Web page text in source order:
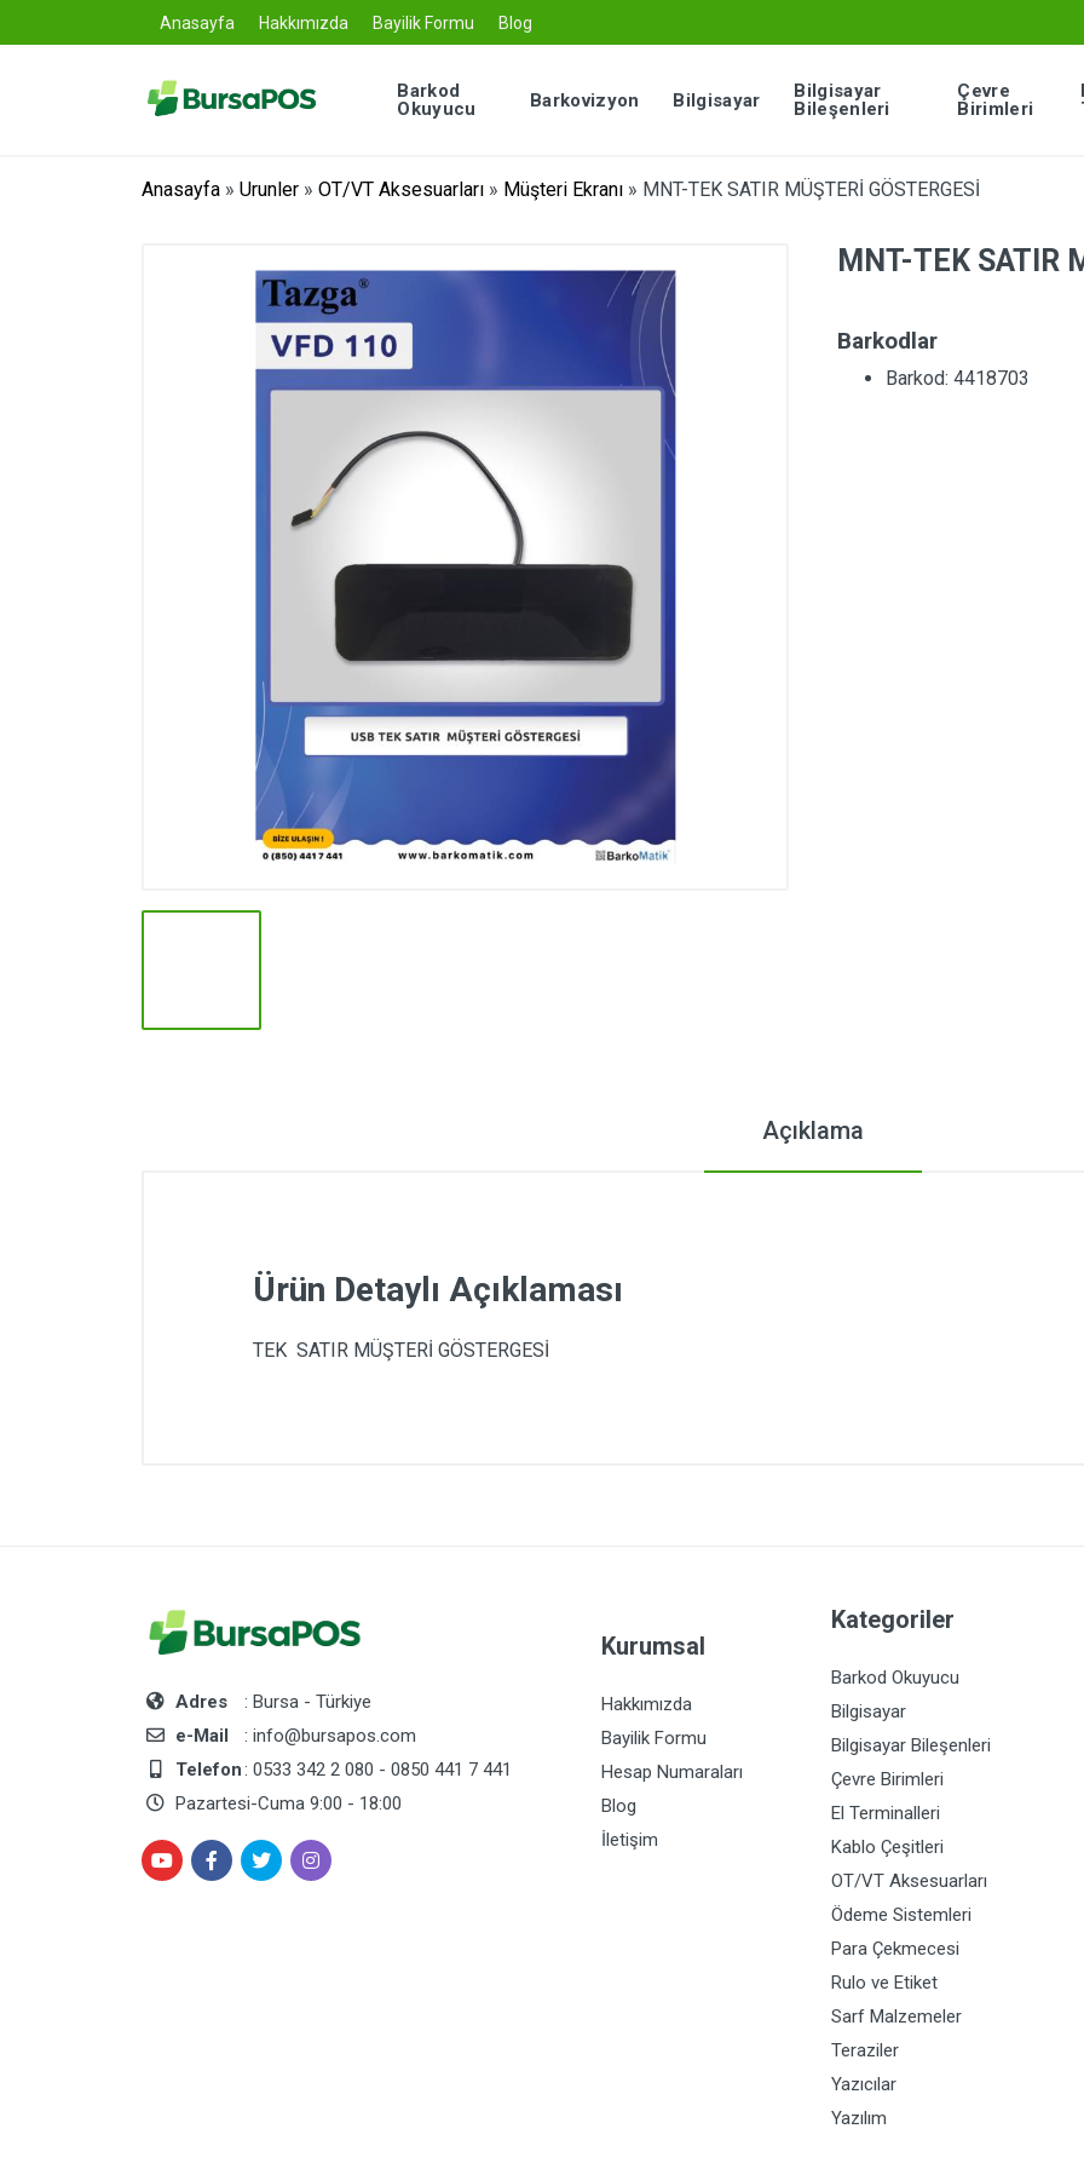
Anasayfa Hakkımızda Bayilik Formu Blog
Barkod
Okuyucu
Barkovizyon Bilgisayar
Bilgisayar
Bileşenleri
Çevre
Birimleri
Anasayfa » Urunler » OT/VT Aksesuarları » Müşteri Ekranı » MNT-TEK SATIR MÜŞTERİ GÖSTERGESİ
MNT-TEK SATIR
Barkodlar
Barkod: 4418703
Açıklama
Ürün Detaylı Açıklaması
TEK SATIR MÜŞTERİ GÖSTERGESİ
Adres
: Bursa - Türkiye
e-Mail
: info@bursapos.com
Telefon: 0533 342 2 080 - 0850 441 7 441
Pazartesi-Cuma 9:00 - 18:00
Kurumsal
Hakkımızda
Bayilik Formu
Hesap Numaraları
Blog
İletişim
Kategoriler
Barkod Okuyucu
Bilgisayar
Bilgisayar Bileşenleri
Çevre Birimleri
El Terminalleri
Kablo Çeşitleri
OT/VT Aksesuarları
Ödeme Sistemleri
Para Çekmecesi
Rulo ve Etiket
Sarf Malzemeler
Teraziler
Yazıcılar
Yazılım